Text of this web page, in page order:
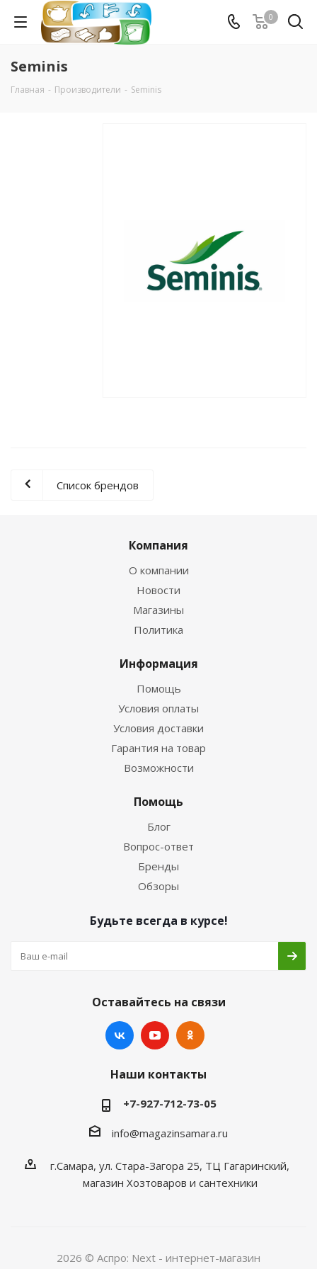
0
Seminis
Главная - Производители - Seminis
Список брендов
Компания
О компании
Новости
Магазины
Политика
Информация
Помощь
Условия оплаты
Условия доставки
Гарантия на товар
Возможности
Помощь
Блог
Вопрос-ответ
Бренды
Обзоры
Будьте всегда в курсе!
Оставайтесь на связи
Наши контакты
+7-927-712-73-05
info@magazinsamara.ru
г.Самара, ул. Стара-Загора 25, ТЦ Гагаринский,
магазин Хозтоваров и сантехники
2026 © Аспро: Next - интернет-магазин